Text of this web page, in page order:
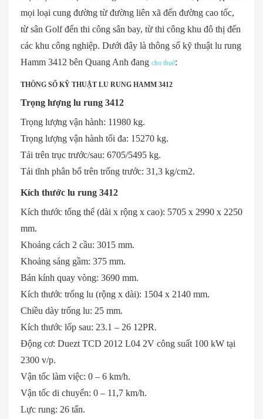
mọi loại cung đường từ đường liên xã đến đường cao tốc,
từ sân Golf đến thi công sân bay, từ thi công khu đô thị đến
các khu công nghiệp. Dưới đây là thông số kỹ thuật lu rung
Hamm 3412 bên Quang Anh đang cho thuê:
THÔNG SỐ KỸ THUẬT LU RUNG HAMM 3412
Trọng lượng lu rung 3412
Trọng lượng vận hành: 11980 kg.
Trọng lượng vận hành tối đa: 15270 kg.
Tải trên trục trước/sau: 6705/5495 kg.
Tải tĩnh phân bổ trên trống trước: 31,3 kg/cm2.
Kích thước lu rung 3412
Kích thước tổng thể (dài x rộng x cao): 5705 x 2990 x 2250
mm.
Khoảng cách 2 cầu: 3015 mm.
Khoảng sáng gầm: 375 mm.
Bán kính quay vòng: 3690 mm.
Kích thước trống lu (rộng x dài): 1504 x 2140 mm.
Chiều dày trống lu: 25 mm.
Kích thước lốp sau: 23.1 – 26 12PR.
Động cơ: Duezt TCD 2012 L04 2V công suất 100 kW tại
2300 v/p.
Vận tốc làm việc: 0 – 6 km/h.
Vận tốc di chuyển: 0 – 11,7 km/h.
Lực rung: 26 tấn.